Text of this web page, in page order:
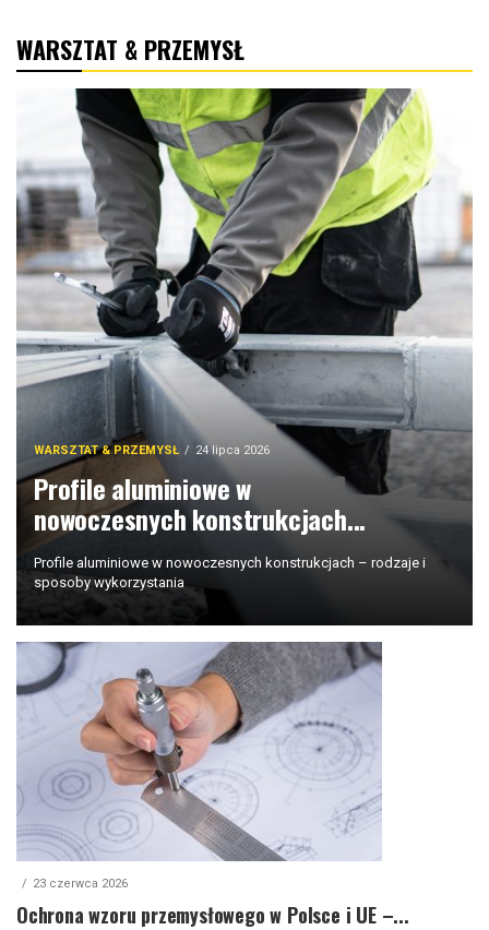
WARSZTAT & PRZEMYSŁ
WARSZTAT & PRZEMYSŁ 24 lipca 2026
Profile aluminiowe w
nowoczesnych konstrukcjach...
Profile aluminiowe w nowoczesnych konstrukcjach – rodzaje i
sposoby wykorzystania
23 czerwca 2026
Ochrona wzoru przemysłowego w Polsce i UE –...